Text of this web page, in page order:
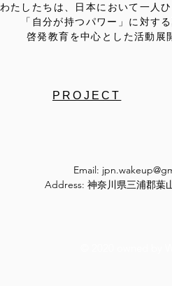
わたしたちは、日本において一人
「自分が持つパワー」に対す
啓発教育を中心とした活動展
PROJECT
Email:
Address: 神奈川県三浦郡葉